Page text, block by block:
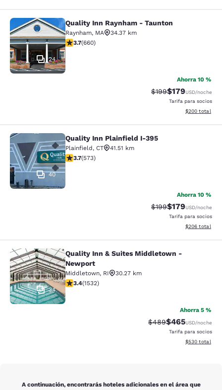
Quality Inn Raynham - Taunton
24
Quality Inn Raynham - Taunton
Raynham, MA
34.37 km
calificación de 3.66 estrellas. Bueno. 660 reseñas
3.7(660)
Ahorra 10 %
Precio tachado:
$199Precio con
$179USD/noche
Tarifa para socios
Ver detalles
$200 total
Quality Inn Plainfield I-395
40
Quality Inn Plainfield I-395
Plainfield, CT
41.51 km
calificación de 3.68 estrellas. Bueno. 573 reseñas
3.7(573)
Ahorra 10 %
Precio tachado:
$199Precio con
$179USD/noche
Tarifa para socios
Ver detalles
$206 total
Quality Inn & Suites Middletown -
34
Quality Inn & Suites Middletown -
Newport
Middletown, RI
30.27 km
calificación de 3.37 estrellas. Bueno. 1532 reseñas
3.4(1532)
Ahorra 5 %
Precio tachado:
$489Precio con
$465USD/noche
Tarifa para socios
Ver detalles
$530 total
A continuación, encontrarás hoteles adicionales en el área que